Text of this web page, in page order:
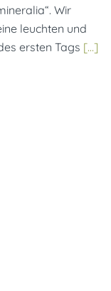
Wir
leuchten und
ersten Tags […]